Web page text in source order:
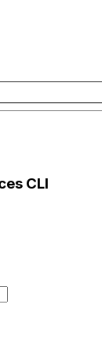
CLI